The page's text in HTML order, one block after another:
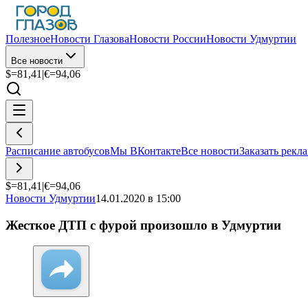
ПолезноеНовости ГлазоваНовости РоссииНовости Удмуртии
Все новости
$=81,41 |€=94,06
Расписание автобусовМы ВКонтактеВсе новостиЗаказать
$=81,41 |€=94,06
Новости Удмуртии14.01.2020 в 15:00
Жесткое ДТП с фурой произошло в Удмуртии